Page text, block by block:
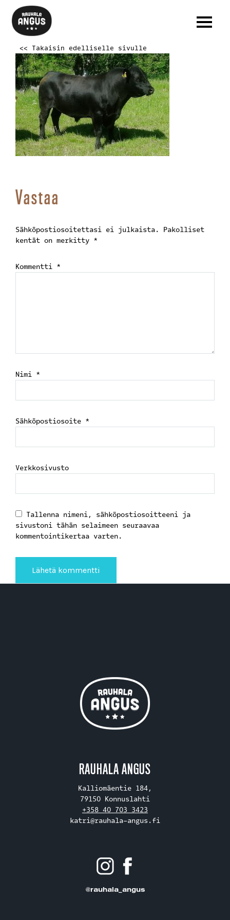
<< Takaisin edelliselle sivulle
Vastaa
Sähköpostiosoitettasi ei julkaista.
Pakolliset
kentät on merkitty *
Kommentti *
Nimi *
Sähköpostiosoite *
Verkkosivusto
Tallenna nimeni, sähköpostiosoitteeni ja
sivustoni tähän selaimeen seuraavaa
kommentointikertaa varten.
RAUHALA ANGUS
Kalliomäentie 184,
79150 Konnuslahti
+358 40 703 3423
katri@rauhala-angus.fi
@rauhala_angus